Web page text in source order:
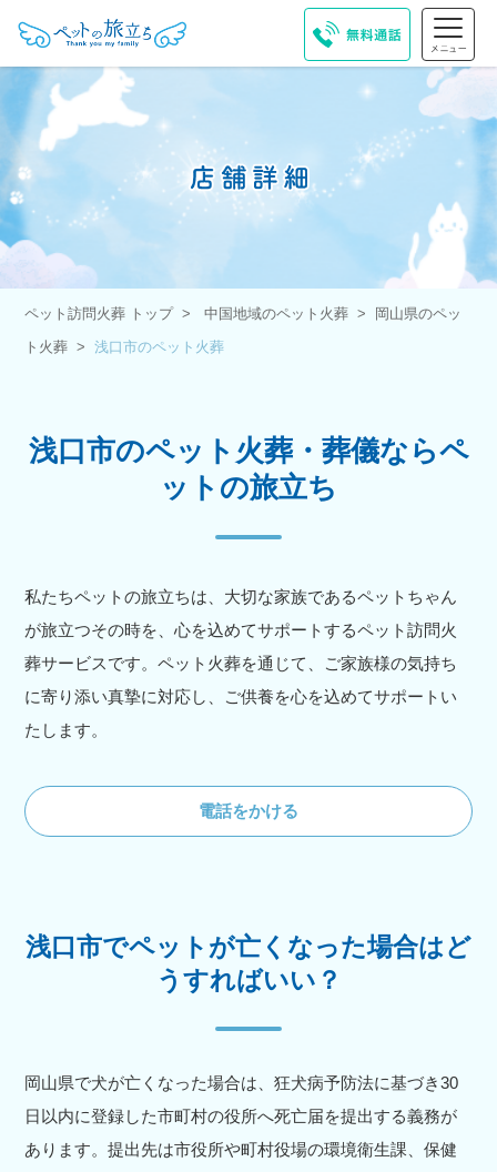
ペット訪問火葬 トップ 中国地域のペット火葬
岡山県のペッ
ト火葬
浅口市のペット火葬
浅口市のペット火葬・葬儀ならペ
ットの旅立ち
私たちペットの旅立ちは、大切な家族であるペットちゃん
が旅立つその時を、心を込めてサポートするペット訪問火
葬サービスです。ペット火葬を通じて、ご家族様の気持ち
に寄り添い真摯に対応し、ご供養を心を込めてサポートい
たします。
電話をかける
浅口市でペットが亡くなった場合はど
うすればいい？
岡山県で犬が亡くなった場合は、狂犬病予防法に基づき30
日以内に登録した市町村の役所へ死亡届を提出する義務が
あります。提出先は市役所や町村役場の環境衛生課、保健